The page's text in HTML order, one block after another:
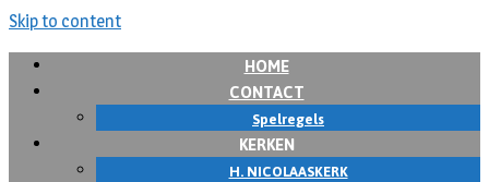
Skip to content
HOME
CONTACT
Spelregels
KERKEN
H. NICOLAASKERK